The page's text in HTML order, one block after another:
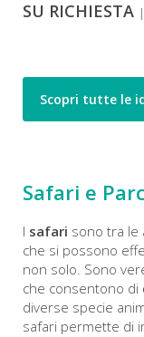
SU RICHIESTA
Scopri tutte le
Safari e
I safari sono tra le
che si possono
non solo. Sono
che consentono di
diverse specie
safari permette di